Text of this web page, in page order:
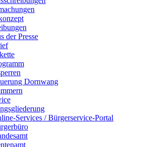
der Presse
Dornwang
Services / Bürgerservice-Portal